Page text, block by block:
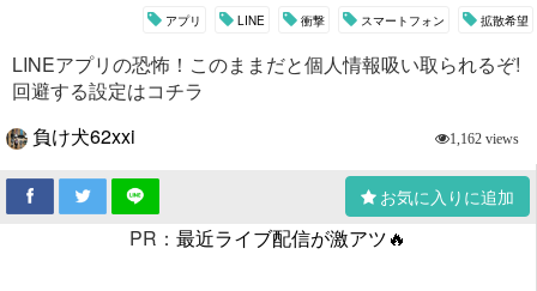
アプリ LINE 衝撃 スマートフォン 拡散希望
LINEアプリの恐怖！このままだと個人情報吸い取られるぞ!
回避する設定はコチラ
負け犬62xxi
1,162 views
お気に入りに追加
PR： 最近ライブ配信が激アツ🔥